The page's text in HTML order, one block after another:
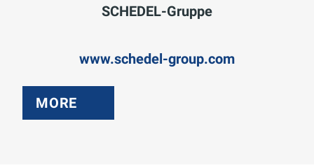
SCHEDEL-Gruppe
www.schedel-group.com
MORE